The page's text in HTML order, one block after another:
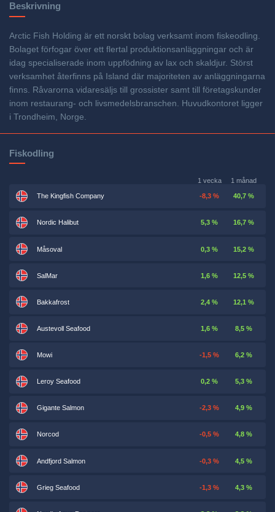
Beskrivning
Arctic Fish Holding är ett norskt bolag verksamt inom fiskeodling.
Bolaget förfogar över ett flertal produktionsanläggningar och är
idag specialiserade inom uppfödning av lax och skaldjur. Störst
verksamhet återfinns på Island där majoriteten av anläggningarna
finns. Råvarorna vidaresäljs till grossister samt till företagskunder
inom restaurang- och livsmedelsbranschen. Huvudkontoret ligger
i Trondheim, Norge.
Fiskodling
1 vecka 1 månad
The Kingfish Company -8,3 % 40,7 %
Nordic Halibut 5,3 % 16,7 %
Måsoval 0,3 % 15,2 %
SalMar 1,6 % 12,5 %
Bakkafrost 2,4 % 12,1 %
Austevoll Seafood 1,6 % 8,5 %
Mowi -1,5 % 6,2 %
Leroy Seafood 0,2 % 5,3 %
Gigante Salmon -2,3 % 4,9 %
Norcod -0,5 % 4,8 %
Andfjord Salmon -0,3 % 4,5 %
Grieg Seafood -1,3 % 4,3 %